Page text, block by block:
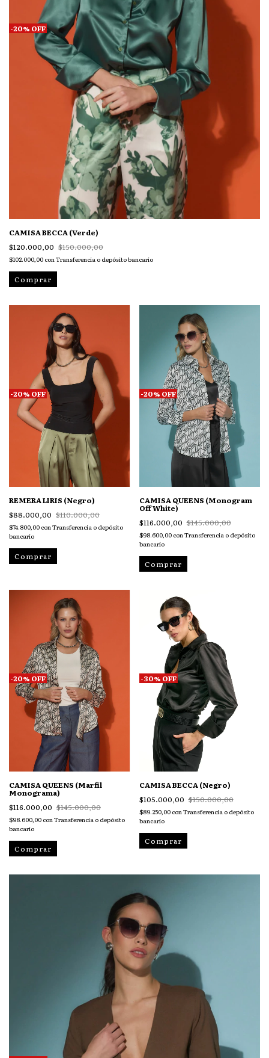
-20% OFF
CAMISA BECCA (Verde)
$120.000,00 $150.000,00
$102.000,00 conTransferencia o depósito bancario
Comprar
-20% OFF
REMERA LIRIS (Negro)
$88.000,00 $110.000,00
$74.800,00 conTransferencia o depósito
bancario
Comprar
-20% OFF
CAMISA QUEENS (Monogram
Off White)
$116.000,00 $145.000,00
$98.600,00 conTransferencia o depósito
bancario
Comprar
-20% OFF
CAMISA QUEENS (Marfil
Monograma)
$116.000,00 $145.000,00
$98.600,00 conTransferencia o depósito
bancario
Comprar
-30% OFF
CAMISA BECCA (Negro)
$105.000,00 $150.000,00
$89.250,00 conTransferencia o depósito
bancario
Comprar